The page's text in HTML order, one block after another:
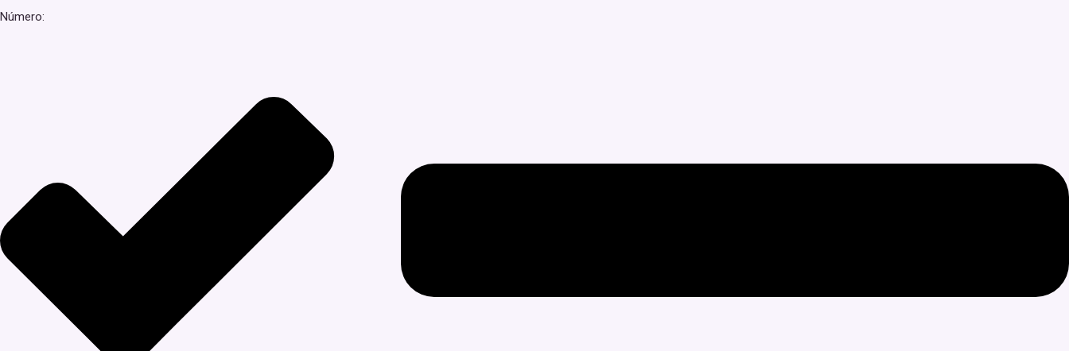
Número: